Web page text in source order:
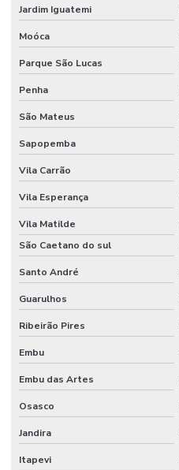
Frasco reagente com tampa de
Frasco roller
Funil de separação laboratório
Funil de separação preço
Haste magnética
Haste magnética flexível
Homogeneizador tipo stomacher
Hplc equipamento
Incubadora laboratório
Kit de vidrarias para laboratório
Lâmina de vidro
Lamínula de vidro
Jardim Iguatemi
Moóca
Parque São Lucas
Penha
São Mateus
Sapopemba
Vila Carrão
Vila Esperança
Vila Matilde
São Caetano do sul
Santo André
Guarulhos
Ribeirão Pires
Embu
Embu das Artes
Osasco
Jandira
Itapevi